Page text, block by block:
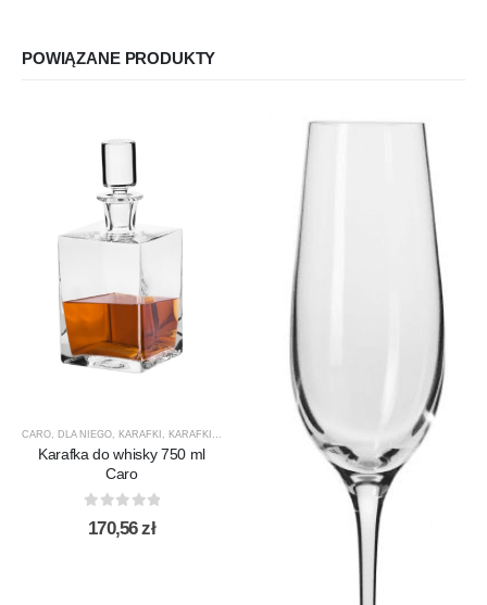
POWIĄZANE PRODUKTY
CARO, DLA NIEGO, KARAFKI , KARAFKI DO WHISKY KROSNO GLASS PREZENTY,
Karafka do whisky 750 ml
Caro
out of 5
170,56zł